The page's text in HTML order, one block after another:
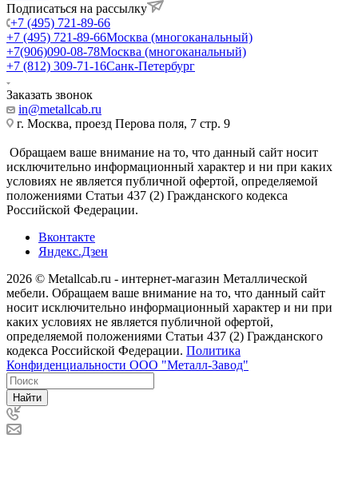
Подписаться на рассылку
+7 (495) 721-89-66
+7 (495) 721-89-66Москва (многоканальный)
+7(906)090-08-78Москва (многоканальный)
+7 (812) 309-71-16Санк-Петербург
Заказать звонок
in@metallcab.ru
г. Москва, проезд Перова поля, 7 стр. 9
Обращаем ваше внимание на то, что данный сайт носит
исключительно информационный характер и ни при каких
условиях не является публичной офертой, определяемой
положениями Статьи 437 (2) Гражданского кодекса
Российской Федерации.
Вконтакте
Яндекс.Дзен
2026 © Metallcab.ru - интернет-магазин Металлической
мебели. Обращаем ваше внимание на то, что данный сайт
носит исключительно информационный характер и ни при
каких условиях не является публичной офертой,
определяемой положениями Статьи 437 (2) Гражданского
кодекса Российской Федерации. Политика
Конфиденциальности ООО "Металл-Завод"
Найти